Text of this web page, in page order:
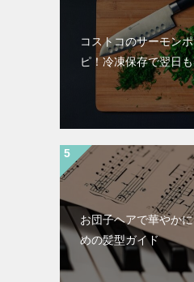
コストコのサーモン
ピ！冷凍保存で翌日
お団子ヘアで華やか
めの髪型ガイド